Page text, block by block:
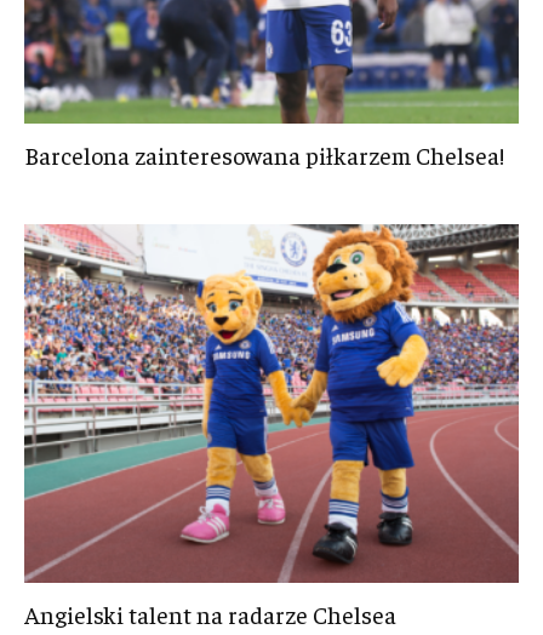
Barcelona zainteresowana piłkarzem Chelsea!
Angielski talent na radarze Chelsea